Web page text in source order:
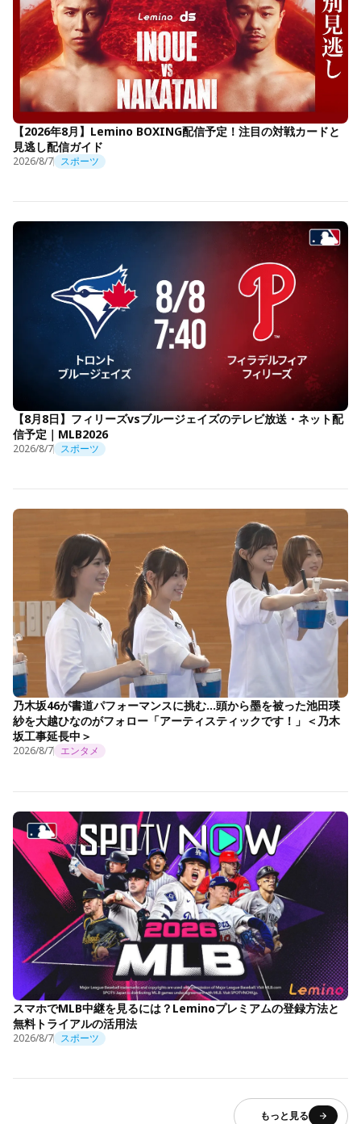
【2026年8月】Lemino BOXING配信予定！注目の対戦カードと
見逃し配信ガイド
2026/8/7 スポーツ
【8月8日】フィリーズvsブルージェイズのテレビ放送・ネット配
信予定｜MLB2026
2026/8/7 スポーツ
乃木坂46が書道パフォーマンスに挑む…頭から墨を被った池田瑛
紗を大越ひなのがフォロー「アーティスティックです！」＜乃木
坂工事延長中＞
2026/8/7 エンタメ
スマホでMLB中継を見るには？Leminoプレミアムの登録方法と
無料トライアルの活用法
2026/8/7 スポーツ
もっと見る